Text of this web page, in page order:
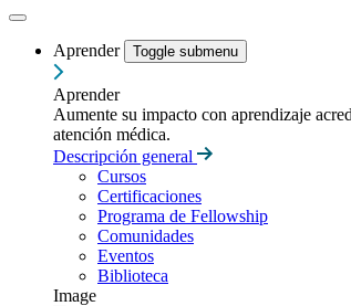
Aprender Toggle submenu
Aprender
Aumente su impacto con aprendizaje
atención médica.
Descripción general
Cursos
Certificaciones
Programa de Fellowship
Comunidades
Eventos
Biblioteca
Image